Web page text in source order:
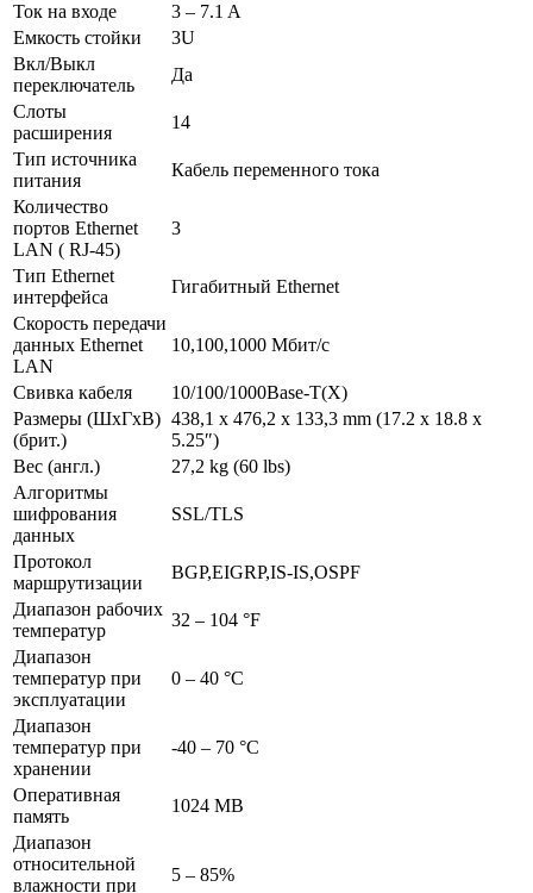
Ток на входе
3 – 7.1 A
Емкость стойки
3U
Вкл/Выкл
переключатель
Да
Слоты
расширения
14
Тип источника
питания
Кабель переменного тока
Количество
портов Ethernet
LAN ( RJ-45)
3
Тип Ethernet
интерфейса
Гигабитный Ethernet
Скорость передачи
данных Ethernet
LAN
10,100,1000 Мбит/с
Свивка кабеля
10/100/1000Base-T(X)
Размеры (ШхГхВ)
(брит.)
438,1 x 476,2 x 133,3 mm (17.2 x 18.8 x
5.25″)
Вec (англ.)
27,2 kg (60 lbs)
Алгоритмы
шифрования
данных
SSL/TLS
Протокол
маршрутизации
BGP,EIGRP,IS-IS,OSPF
Диапазон рабочих
температур
32 – 104 °F
Диапазон
температур при
эксплуатации
0 – 40 °C
Диапазон
температур при
хранении
-40 – 70 °C
Оперативная
память
1024 MB
Диапазон
относительной
влажности при
5 – 85%